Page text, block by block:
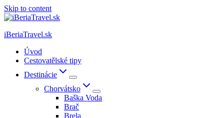
Skip to content
iBeriaTravel.sk
Úvod
Cestovatělské tipy
Destinácie
Chorvátsko
Baška Voda
Brač
Brela